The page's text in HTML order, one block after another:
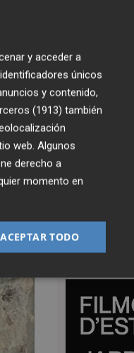
las obras
Roig Arena
más de 10
y acceder a
únicos
y contenido,
(1913) también
web. Algunos
derecho a
momento en
ACEPTAR TODO